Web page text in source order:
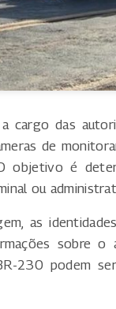
cargo das
de
objetivo é
ou
as
sobre
230 podem